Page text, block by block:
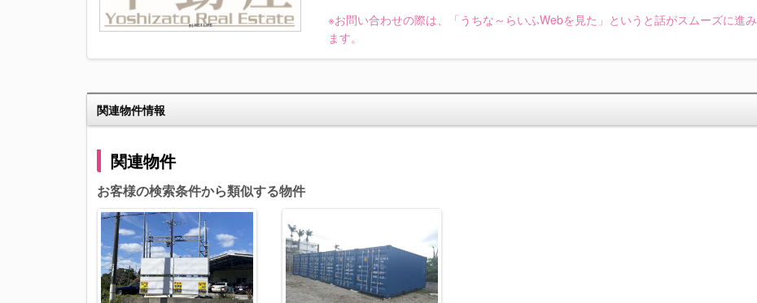
※お問い合わせの際は、「うちな～らいふWebを見た」というと話がスムーズに進み
ます。
関連物件情報
関連物件
お客様の検索条件から類似する物件